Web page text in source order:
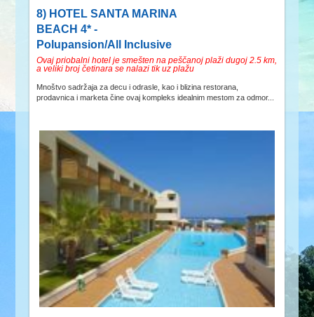
8) HOTEL SANTA MARINA
BEACH 4* -
Polupansion/All Inclusive
Ovaj priobalni hotel je smešten na peščanoj plaži dugoj 2.5 km,
a veliki broj četinara se nalazi tik uz plažu
Mnoštvo sadržaja za decu i odrasle, kao i blizina restorana,
prodavnica i marketa čine ovaj kompleks idealnim mestom za odmor...